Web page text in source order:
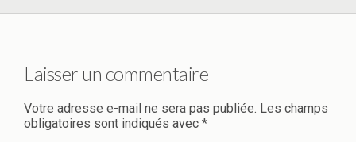
Laisser un commentaire
Votre adresse e-mail ne sera pas publiée. Les champs
obligatoires sont indiqués avec *